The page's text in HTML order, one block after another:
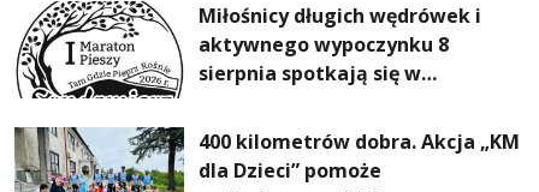
Miłośnicy długich wędrówek i
aktywnego wypoczynku 8
sierpnia spotkają się w
Pieszym „Tam Gdzie Pieprz
Rośnie”
400 kilometrów dobra. Akcja „KM
dla Dzieci” pomoże